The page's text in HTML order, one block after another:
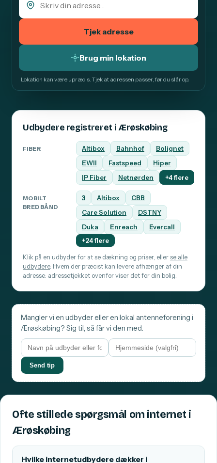
Tjek adresse
Brug min lokation
Lokation kan være upræcis. Tjek at adressen passer, før du slår op.
Udbydere registreret i Ærøskøbing
FIBER Altibox Bahnhof
Bolignet
EWII
Fastspeed
Hiper
IP Fiber
Netnørden +4 flere
MOBILT
BREDBÅND
3 Altibox
CBB
Care Solution
DSTNY
Duka
Enreach
Evercall
+24 flere
Klik på en udbyder for at se dækning og priser, eller se alle
udbydere. Hvem der præcist kan levere afhænger af din
adresse: adressetjekket ovenfor viser det for din bolig.
Mangler vi en udbyder eller en lokal antenneforening i
Ærøskøbing? Sig til, så får vi den med.
Send tip
Ofte stillede spørgsmål om internet i
Ærøskøbing
Hvilke internetudbydere dækker i